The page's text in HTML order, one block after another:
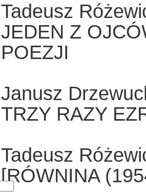
Tadeusz
JEDEN Z
POEZJI
Janusz
TRZY RAZY
Tadeusz
[RÓWNINA